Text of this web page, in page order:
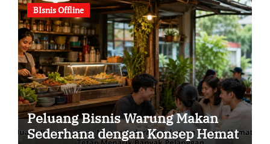
BIsnis Offline
Peluang Bisnis Warung Makan
Sederhana dengan Konsep Hemat